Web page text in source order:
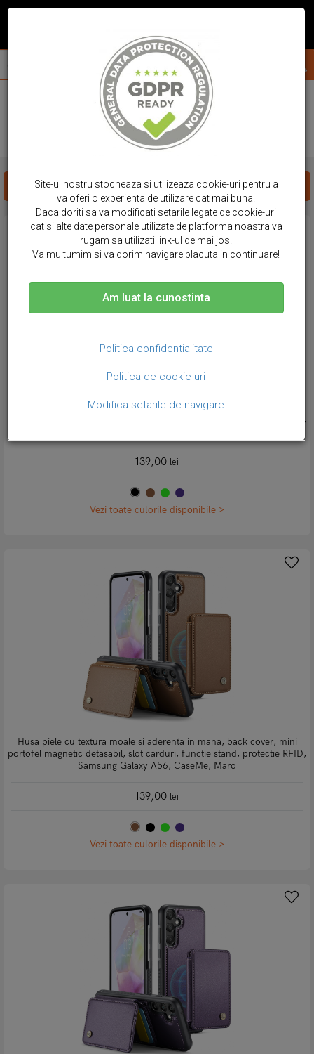
huse telefon samsung
HUSE SAMSUNG - A56
FILTREAZA PRODUSE
Husa piele cu textura moale si aderenta in mana, back cover, mini
portofel magnetic detasabil, slot carduri, functie stand, protectie RFID,
139,00 lei
Vezi toate culorile disponibile >
Husa piele cu textura moale si aderenta in mana, back cover, mini
portofel magnetic detasabil, slot carduri, functie stand, protectie RFID,
Samsung Galaxy A56, CaseMe, Maro
139,00 lei
Vezi toate culorile disponibile >
Site-ul nostru stocheaza si utilizeaza cookie-uri pentru a
va oferi o experienta de utilizare cat mai buna.
Daca doriti sa va modificati setarile legate de cookie-uri
cat si alte date personale utilizate de platforma noastra va
rugam sa utilizati link-ul de mai jos!
Va multumim si va dorim navigare placuta in continuare!
Am luat la cunostinta
Politica confidentialitate
Politica de cookie-uri
Modifica setarile de navigare